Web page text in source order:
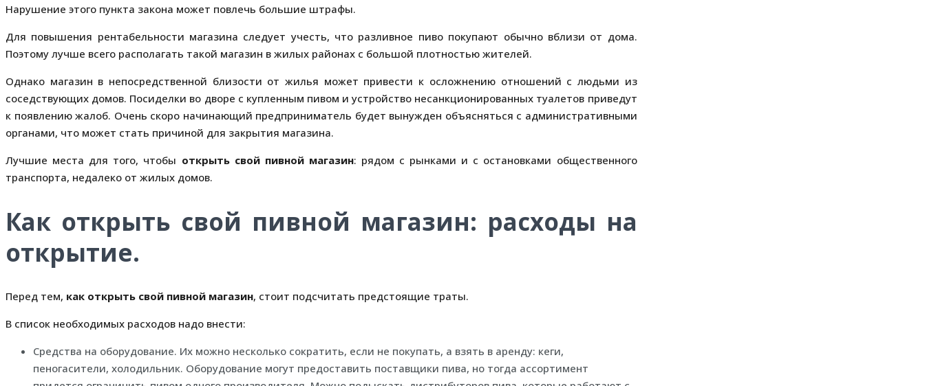
Нарушение этого пункта закона может повлечь большие штрафы.
Для повышения рентабельности магазина следует учесть, что разливное пиво покупают обычно вблизи от дома.
Поэтому лучше всего располагать такой магазин в жилых районах с большой плотностью жителей.
Однако магазин в непосредственной близости от жилья может привести к осложнению отношений с людьми из
соседствующих домов. Посиделки во дворе с купленным пивом и устройство несанкционированных туалетов приведут
к появлению жалоб. Очень скоро начинающий предприниматель будет вынужден объясняться с административными
органами, что может стать причиной для закрытия магазина.
Лучшие места для того, чтобы открыть свой пивной магазин: рядом с рынками и с остановками общественного
транспорта, недалеко от жилых домов.
Как открыть свой пивной магазин: расходы на
открытие.
Перед тем, как открыть свой пивной магазин, стоит подсчитать предстоящие траты.
В список необходимых расходов надо внести:
Средства на оборудование. Их можно несколько сократить, если не покупать, а взять в аренду: кеги,
пеногасители, холодильник. Оборудование могут предоставить поставщики пива, но тогда ассортимент